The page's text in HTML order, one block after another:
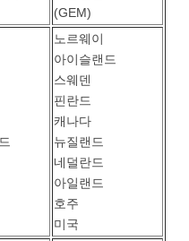
(GEM)
노르웨이
아이슬랜드
스웨덴
핀란드
캐나다
뉴질랜드
네덜란드
아일랜드
호주
미국